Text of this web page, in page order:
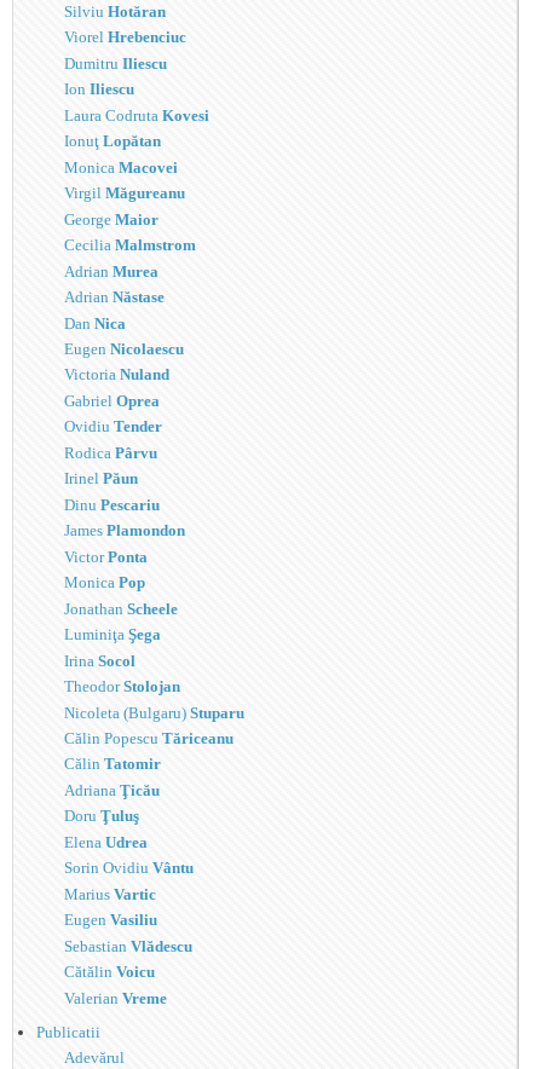
SilviuHotăran
ViorelHrebenciuc
DumitruIliescu
IonIliescu
Laura CodrutaKovesi
IonuţLopătan
MonicaMacovei
VirgilMăgureanu
GeorgeMaior
CeciliaMalmstrom
AdrianMurea
AdrianNăstase
DanNica
EugenNicolaescu
VictoriaNuland
GabrielOprea
OvidiuTender
RodicaPârvu
IrinelPăun
DinuPescariu
JamesPlamondon
VictorPonta
MonicaPop
JonathanScheele
LuminiţaŞega
IrinaSocol
TheodorStolojan
Nicoleta (Bulgaru)Stuparu
Călin PopescuTăriceanu
CălinTatomir
AdrianaŢicău
DoruŢuluş
ElenaUdrea
Sorin OvidiuVântu
MariusVartic
EugenVasiliu
SebastianVlădescu
CătălinVoicu
ValerianVreme
Publicatii
Adevărul